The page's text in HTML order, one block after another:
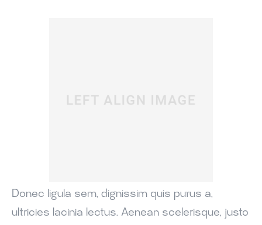
Donec ligula sem, dignissim quis purus a,
ultricies lacinia lectus. Aenean scelerisque, justo